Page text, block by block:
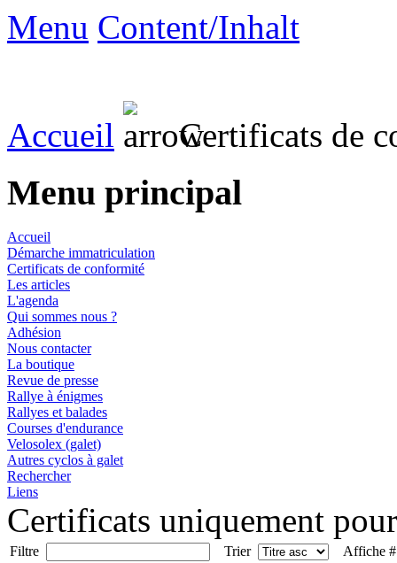
Menu Content/Inhalt
Accueil Certificats de
Menu principal
Accueil
Démarche immatriculation
Certificats de conformité
Les articles
L'agenda
Qui sommes nous ?
Adhésion
Nous contacter
La boutique
Revue de presse
Rallye à énigmes
Rallyes et balades
Courses d'endurance
Velosolex (galet)
Autres cyclos à galet
Rechercher
Liens
Certificats uniquement
Filtre Trier
Affiche